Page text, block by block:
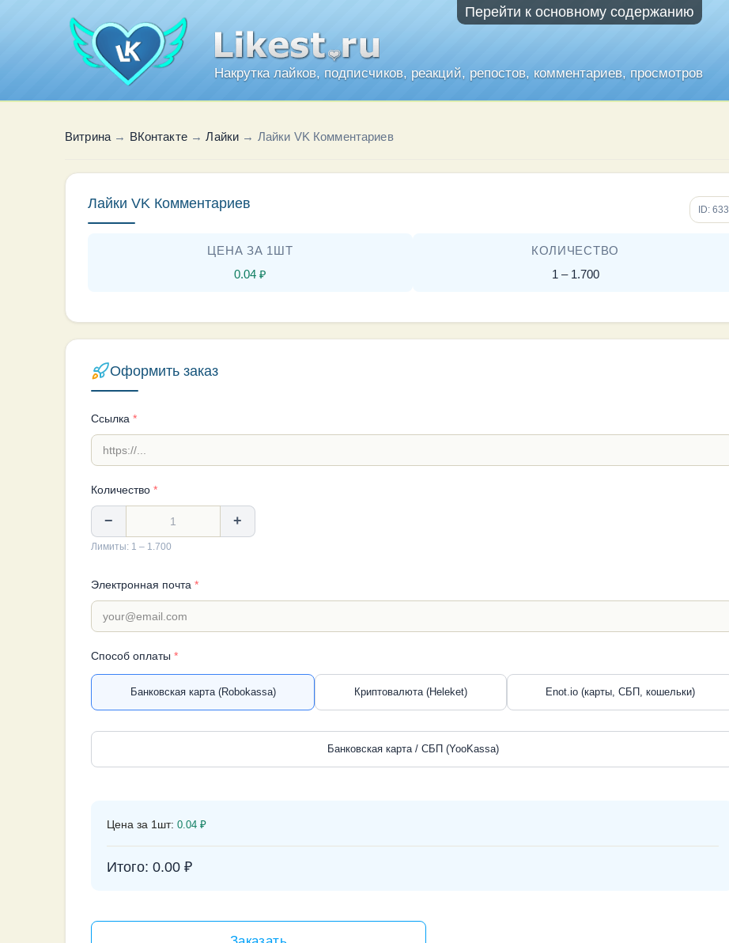
Перейти к основному содержанию
Накрутка лайков, подписчиков, реакций, репостов, комментариев, просмотров
Витрина → ВКонтакте→Лайки → Лайки VK Комментариев
Лайки VK Комментариев ID: 633
ЦЕНА ЗА 1ШТ
0.04 ₽
КОЛИЧЕСТВО
1 – 1.700
Оформить заказ
Ссылка *
Количество *
− +
Лимиты: 1 – 1.700
Электронная почта *
Способ оплаты *
Банковская карта (Robokassa) Криптовалюта (Heleket) Enot.io (карты, СБП, кошельки)
Банковская карта / СБП (YooKassa)
Цена за 1шт: 0.04 ₽
Итого: 0.00 ₽